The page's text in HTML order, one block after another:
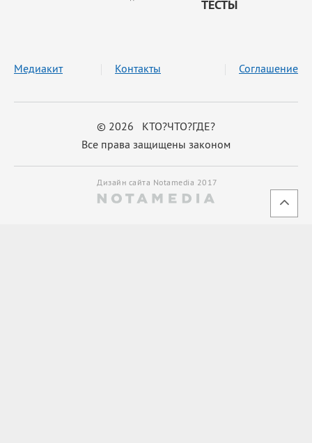
ТЕСТЫ
© 2026 КТО?ЧТО?ГДЕ?
Все права защищены законом
Медиакит Контакты Соглашение
Дизайн сайта Notamedia 2017